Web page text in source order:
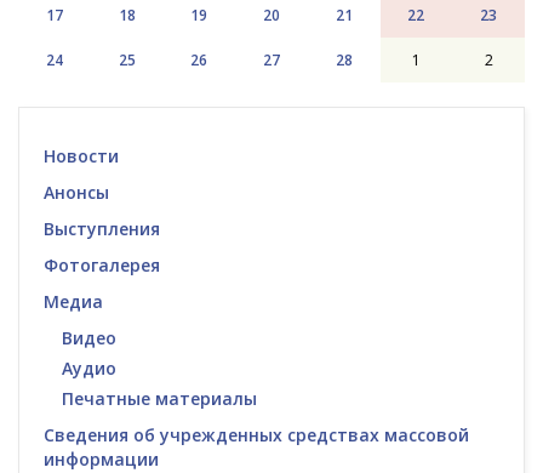
17 18 19 20 21 22 23
24 25 26 27 28 1 2
Новости
Анонсы
Выступления
Фотогалерея
Медиа
Видео
Аудио
Печатные материалы
Сведения об учрежденных средствах массовой
информации